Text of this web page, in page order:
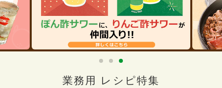
レシピ名特集
商品情報
業務用 レシピ特集